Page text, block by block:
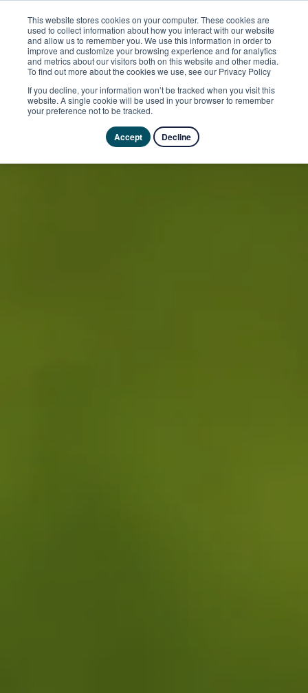
This website stores cookies on your computer. These cookies are
used to collect information about how you interact with our website
and allow us to remember you. We use this information in order to
improve and customize your browsing experience and for analytics
and metrics about our visitors both on this website and other media.
To find out more about the cookies we use, see our Privacy Policy
If you decline, your information won’t be tracked when you visit this
website. A single cookie will be used in your browser to remember
your preference not to be tracked.
Accept Decline